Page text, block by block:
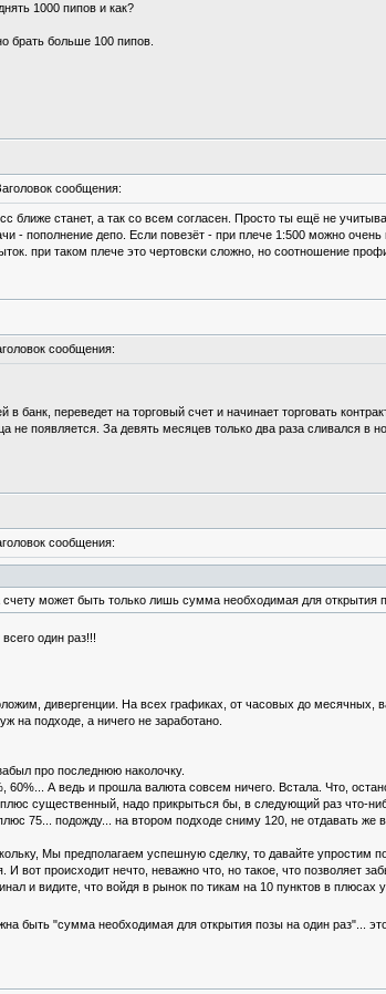
1000 пипов и как?
брать больше 100 пипов.
сообщения:
ближе станет, а так со всем согласен. Просто ты ещё не
- пополнение депо. Если повезёт - при плече 1:500 можно
при таком плече это чертовски сложно, но соотношение
сообщения:
банк, переведет на торговый счет и начинает торговать
не появляется. За девять месяцев только два раза сливался в
сообщения:
может быть только лишь сумма необходимая для открытия
один раз!!!
дивергенции. На всех графиках, от часовых до месячных,
на подходе, а ничего не заработано.
про последнюю наколочку.
А ведь и прошла валюта совсем ничего. Встала. Что,
существенный, надо прикрыться бы, в следующий раз что-
75... подожду... на втором подходе сниму 120, не отдавать
Мы предполагаем успешную сделку, то давайте
вот происходит нечто, неважно что, но такое, что позволяет
и видите, что войдя в рынок по тикам на 10 пунктов в плюсах
быть "сумма необходимая для открытия позы на один раз"...